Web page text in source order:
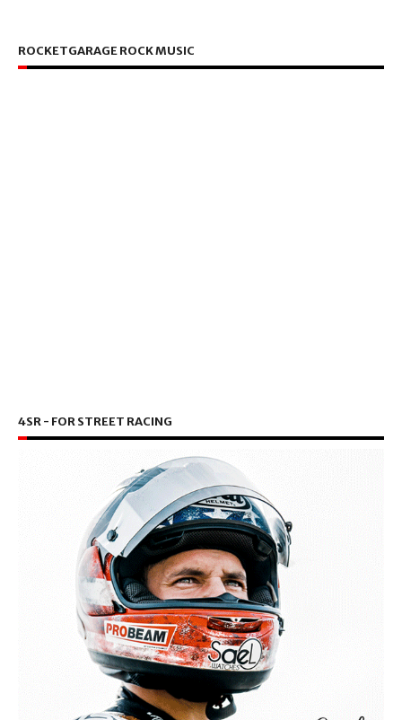
ROCKETGARAGE ROCK MUSIC
4SR - FOR STREET RACING